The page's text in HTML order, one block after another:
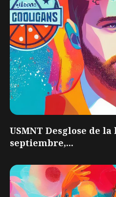
USMNT Desglose de
septiembre,...